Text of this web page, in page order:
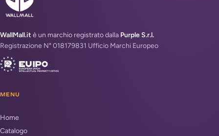
WallMall.it è un marchio registrato dalla Purple S.r.l.
Registrazione N° 018179831 Ufficio Marchi Europeo
MENU
Home
Catalogo